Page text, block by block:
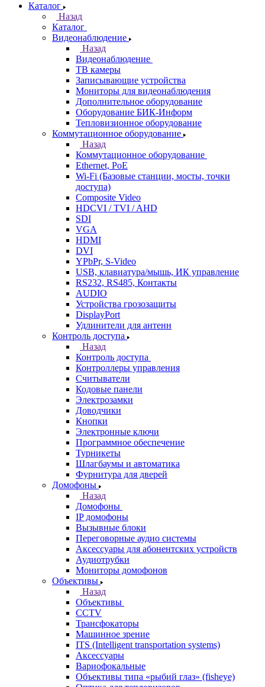
Каталог
Назад
Каталог
Видеонаблюдение
Назад
Видеонаблюдение
ТВ камеры
Записывающие устройства
Мониторы для видеонаблюдения
Дополнительное оборудование
Оборудование БИК-Информ
Тепловизионное оборудование
Коммутационное оборудование
Назад
Коммутационное оборудование
Ethernet, PoE
Wi-Fi (Базовые станции, мосты, точки
доступа)
Composite Video
HDCVI / TVI / AHD
SDI
VGA
HDMI
DVI
YPbPr, S-Video
USB, клавиатура/мышь, ИК управление
RS232, RS485, Контакты
AUDIO
Устройства грозозащиты
DisplayPort
Удлинители для антенн
Контроль доступа
Назад
Контроль доступа
Контроллеры управления
Считыватели
Кодовые панели
Электрозамки
Доводчики
Кнопки
Электронные ключи
Программное обеспечение
Турникеты
Шлагбаумы и автоматика
Фурнитура для дверей
Домофоны
Назад
Домофоны
IP домофоны
Вызывные блоки
Переговорные аудио системы
Аксессуары для абонентских устройств
Аудиотрубки
Мониторы домофонов
Объективы
Назад
Объективы
CCTV
Трансфокаторы
Машинное зрение
ITS (Intelligent transportation systems)
Аксессуары
Вариофокальные
Объективы типа «рыбий глаз» (fisheye)